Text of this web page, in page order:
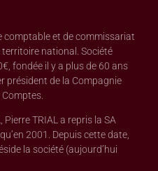
comptable et de commissariat
national. Société
fondée il y a plus de 60 ans
président de la Compagnie
TRIAL a repris la SA
2001. Depuis cette date,
la société (aujourd’hui